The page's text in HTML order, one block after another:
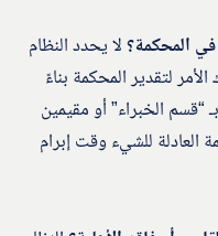
لا يحدد النظام
لتقدير المحكمة بناءً
“قسم الخبراء” أو مقيمين
العادلة للشيء وقت إبرام